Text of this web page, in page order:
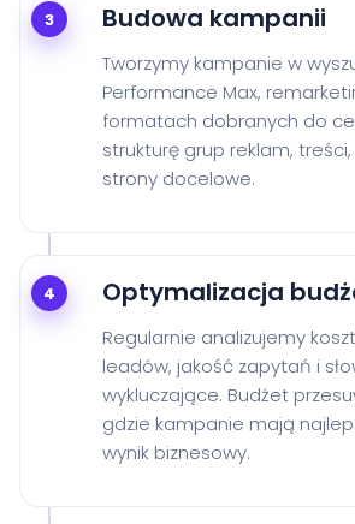
3 Budowa kampanii
Tworzymy kampanie w
Performance Max,
formatach dobranych do
strukturę grup reklam,
strony docelowe.
4 Optymalizacja
Regularnie analizujemy
leadów, jakość zapytań i
wykluczające. Budżet
gdzie kampanie mają
wynik biznesowy.